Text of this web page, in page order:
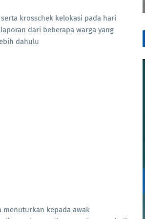
krosschek kelokasi pada hari
dari beberapa warga yang
dahulu
menuturkan kepada awak